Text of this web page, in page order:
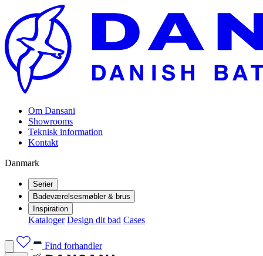
Om Dansani
Showrooms
Teknisk information
Kontakt
Danmark
Serier
Badeværelsesmøbler & brus
Inspiration
Kataloger Design dit bad Cases
Find forhandler